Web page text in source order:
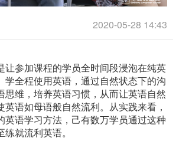
2020-05-28 14:43
让参加课程的学员全时间段浸泡在纯英
学全程使用英语，通过自然状态下的沟
思维，培养英语习惯，从而让英语自然
英语如母语般自然流利。从实践来看，
英语学习方法，己有数万学员通过这种
就流利英语。